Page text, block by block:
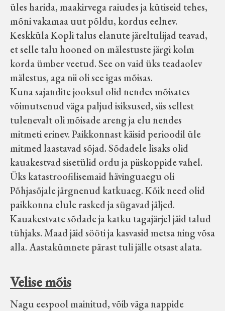
üles harida, maakirvega raiudes ja kütiseid tehes,
mõni vakamaa uut põldu, kordus eelnev.
Keskküla Kopli talus elanute järeltulijad teavad,
et selle talu hooned on mälestuste järgi kolm
korda ümber veetud. See on vaid üks teadaolev
mälestus, aga nii oli see igas mõisas.
Kuna sajandite jooksul olid nendes mõisates
võimutsenud väga paljud isiksused, siis sellest
tulenevalt oli mõisade areng ja elu nendes
mitmeti erinev. Paikkonnast käisid perioodil üle
mitmed laastavad sõjad. Sõdadele lisaks olid
kauakestvad sisetülid ordu ja piiskoppide vahel.
Üks katastroofilisemaid hävinguaegu oli
Põhjasõjale järgnenud katkuaeg. Kõik need olid
paikkonna elule rasked ja sügavad jäljed.
Kauakestvate sõdade ja katku tagajärjel jäid talud
tühjaks. Maad jäid sööti ja kasvasid metsa ning võsa
alla. Aastakümnete pärast tuli jälle otsast alata.
Velise mõis
Nagu eespool mainitud, võib väga nappide